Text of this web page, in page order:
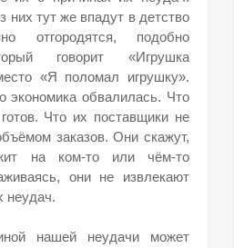
них тут же впадут в детство
отгородятся, подобно
говорит «Игрушка
«Я поломал игрушку».
экономика обвалилась. Что
Что их поставщики не
заказов.Они скажут,
на ком-то или чём-то
они не извлекают
неудач.
нашей неудачи может